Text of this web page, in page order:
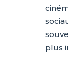
plus